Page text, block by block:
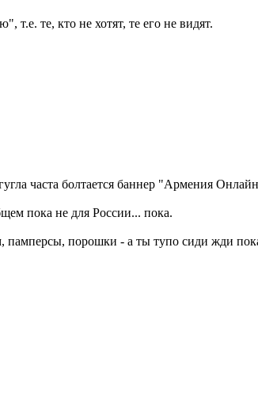
т.е. те, кто не хотят, те его не видят.
часта болтается баннер "Армения
пока не для России... пока.
памперсы, порошки - а ты тупо сиди жди